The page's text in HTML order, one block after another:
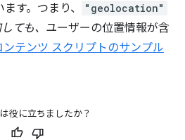
す。つまり、
"geolocation"
ても、 ユーザーの位置情報が含
ンテンツ スクリプトのサンプル
役に立ちましたか？